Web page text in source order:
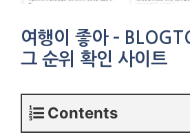
여행이 좋아 –
그 순위 확인 사이트
Contents